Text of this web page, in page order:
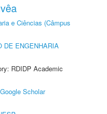
e Ciências (Câmpus
DE ENGENHARIA
RDIDP Academic
Google Scholar